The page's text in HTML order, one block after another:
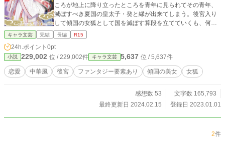
ころが地上に降り立ったところを青年に見られてその青年、
滅ぼすべき夏国の皇太子・癸と縁が出来てしまう。後宮入り
して傾国の女狐として国を滅ぼす算段を立てていくも、何か
と癸と関わるようになってしまい、夏国滅亡計画はあらぬ方
「どうしてそうなるんですか！？」 ※完結済み
キャラ文芸 完結 長編 R15
24h.ポイント 0pt
小説 229,002 位 / 229,002件 キャラ文芸 5,637 位 / 5,637件
恋愛 中華風 後宮 ファンタジー要素あり 傾国の美女 女狐
感想数 53
文字数 165,793
最終更新日 2024.02.15
登録日 2023.01.01
2件